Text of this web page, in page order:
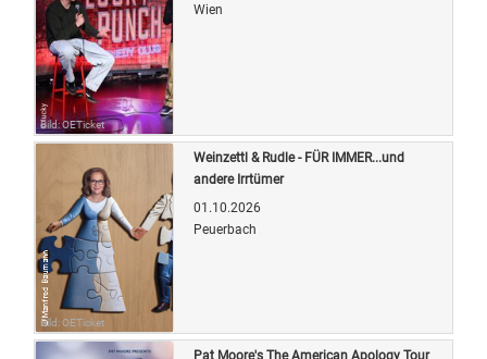
Bild: OETicket
Wien
Bild: OETicket
Weinzettl & Rudle - FÜR IMMER...und
andere Irrtümer
01.10.2026
Peuerbach
Pat Moore's The American Apology Tour